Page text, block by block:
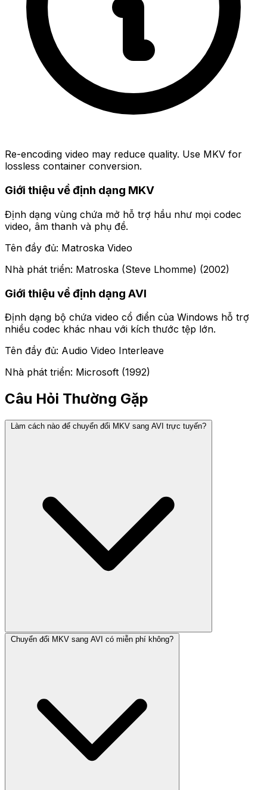
Re-encoding video may reduce quality. Use MKV for
lossless container conversion.
Giới thiệu về định dạng MKV
Định dạng vùng chứa mở hỗ trợ hầu như mọi codec
video, âm thanh và phụ đề.
Tên đầy đủ: Matroska Video
Nhà phát triển: Matroska (Steve Lhomme) (2002)
Giới thiệu về định dạng AVI
Định dạng bộ chứa video cổ điển của Windows hỗ trợ
nhiều codec khác nhau với kích thước tệp lớn.
Tên đầy đủ: Audio Video Interleave
Nhà phát triển: Microsoft (1992)
Câu Hỏi Thường Gặp
Làm cách nào để chuyển đổi MKV sang AVI trực tuyến?
Chuyển đổi MKV sang AVI có miễn phí không?